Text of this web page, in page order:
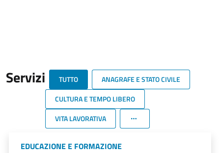
Servizi TUTTO
ANAGRAFE E STATO CIVILE
CULTURA E TEMPO LIBERO
VITA LAVORATIVA
EDUCAZIONE E FORMAZIONE